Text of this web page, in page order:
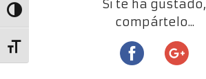
Alternar alto contraste
Alternar tamaño de letra
Si te ha gustado,
compártelo...